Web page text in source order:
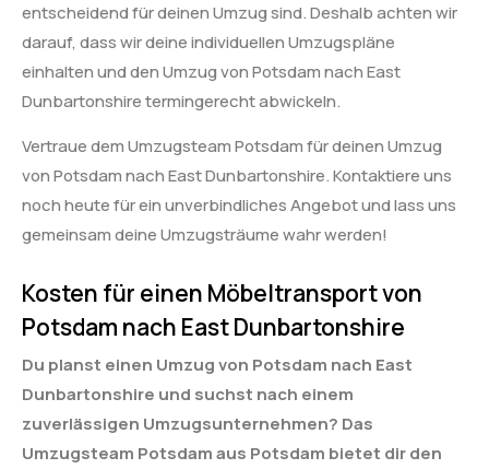
entscheidend für deinen Umzug sind. Deshalb achten wir
darauf, dass wir deine individuellen Umzugspläne
einhalten und den Umzug von Potsdam nach East
Dunbartonshire termingerecht abwickeln.
Vertraue dem Umzugsteam Potsdam für deinen Umzug
von Potsdam nach East Dunbartonshire. Kontaktiere uns
noch heute für ein unverbindliches Angebot und lass uns
gemeinsam deine Umzugsträume wahr werden!
Kosten für einen Möbeltransport von
Potsdam nach East Dunbartonshire
Du planst einen Umzug von Potsdam nach East
Dunbartonshire und suchst nach einem
zuverlässigen Umzugsunternehmen? Das
Umzugsteam Potsdam aus Potsdam bietet dir den